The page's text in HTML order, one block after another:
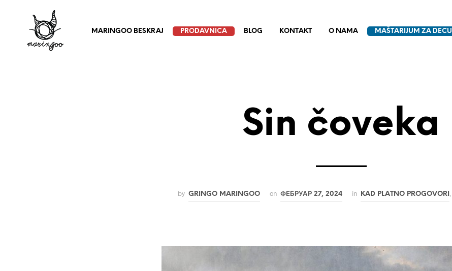
MARINGOO BESKRAJ PRODAVNICA BLOG KONTAKT O NAMA MAŠTARIJUM ZA DECU
Sin čoveka
by GRINGO MARINGOO on ФЕБРУАР 27, 2024 in KAD PLATNO PROGOVORI